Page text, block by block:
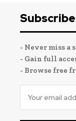
Subscribe
- Never miss
- Gain full
- Browse free